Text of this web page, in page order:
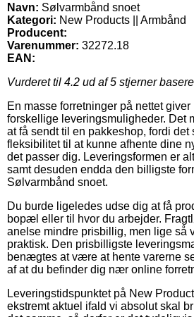
Navn: Sølvarmbånd snoet
Kategori: New Products || Armbånd
Producent:
Varenummer: 32272.18
EAN:
Vurderet til 4.2 ud af 5 stjerner
En masse forretninger på nettet
forskellige leveringsmuligheder. Det
at få sendt til en pakkeshop, fordi det
fleksibilitet til at kunne afhente dine
det passer dig. Leveringsformen er
samt desuden endda den billigste
Sølvarmbånd snoet.
Du burde ligeledes udse dig at få
bopæl eller til hvor du arbejder.
anelse mindre prisbillig, men lige så
praktisk. Den prisbilligste
benægtes at være at hente varerne
af at du befinder dig nær online
Leveringstidspunktet på New
ekstremt aktuel ifald vi absolut skal